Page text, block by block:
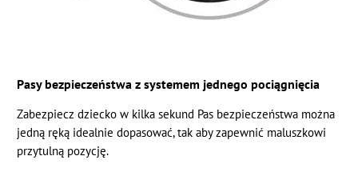
Pasy bezpieczeństwa z systemem jednego pociągnięcia
Zabezpiecz dziecko w kilka sekund Pas bezpieczeństwa można
jedną ręką idealnie dopasować, tak aby zapewnić maluszkowi
przytulną pozycję.